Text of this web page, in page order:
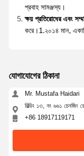
প্রবাহ সামঞ্জস্য।
ক্ষয় প্রতিরোধের এবং
করে।1.২০১৪ মান,
যোগাযোগের ঠিকানা
Mr. Mustafa Haidari
বিল্ডিং ১৩, নং ৬৬১ চেনজিং
+86 18917119171